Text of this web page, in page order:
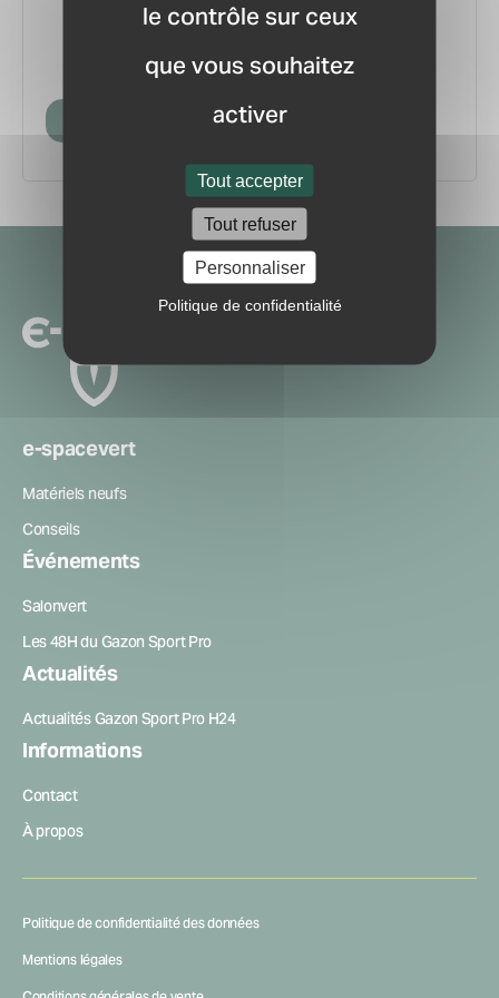
le contrôle sur ceux
que vous souhaitez
activer
Tout accepter
Tout refuser
Personnaliser
Politique de confidentialité
pour ne manquer aucune
information ou nouveauté du marché.
Créer mon compte
e-spacevert
Matériels neufs
Conseils
Événements
Salonvert
Les 48H du Gazon Sport Pro
Actualités
Actualités Gazon Sport Pro H24
Informations
Contact
À propos
Politique de confidentialité des données
Mentions légales